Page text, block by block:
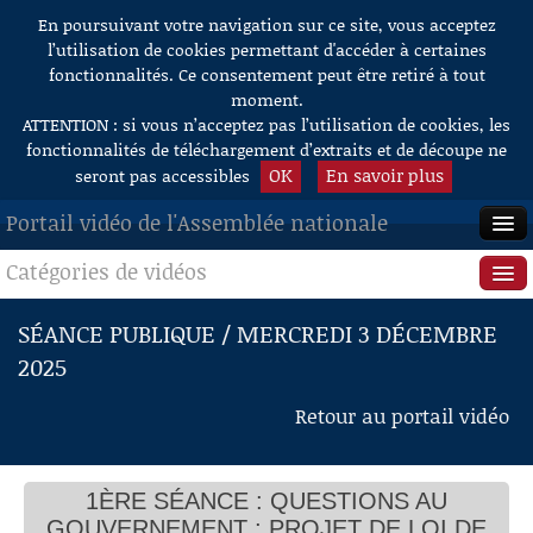
Aller au contenu
En poursuivant votre navigation sur ce site, vous acceptez
l’utilisation de cookies permettant d'accéder à certaines
fonctionnalités. Ce consentement peut être retiré à tout
moment.
ATTENTION : si vous n’acceptez pas l’utilisation de cookies, les
fonctionnalités de téléchargement d’extraits et de découpe ne
seront pas accessibles
OK En savoir plus
Portail vidéo de l'Assemblée nationale
ACCUEIL
EN DIRECT
À LA DEMANDE
AIDE À LA DÉCOUPE
DE VIDÉOS
Catégories de vidéos
Séance publique
Commissions
Présidence
Évènements
SÉANCE PUBLIQUE / MERCREDI 3 DÉCEMBRE
2025
Retour au portail vidéo
1ÈRE SÉANCE : QUESTIONS AU
Mme la Présidente de l’Assemblée nationale
M. Emmanuel Tjibaou
Mme Naïma Moutchou, ministre
Transports ferroviaires
M. Bartolomé Lenoir